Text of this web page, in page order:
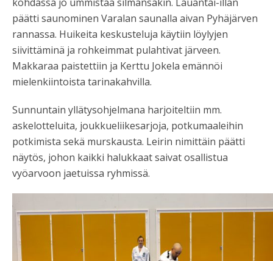
päätti saunominen Varalan saunalla aivan Pyhäjärven
rannassa. Huikeita keskusteluja käytiin löylyjen
siivittäminä ja rohkeimmat pulahtivat järveen.
Makkaraa paistettiin ja Kerttu Jokela emännöi
mielenkiintoista tarinakahvilla.
Sunnuntain yllätysohjelmana harjoiteltiin mm.
askelotteluita, joukkueliikesarjoja, potkumaaleihin
potkimista sekä murskausta. Leirin nimittäin päätti
näytös, johon kaikki halukkaat saivat osallistua
vyöarvoon jaetuissa ryhmissä.